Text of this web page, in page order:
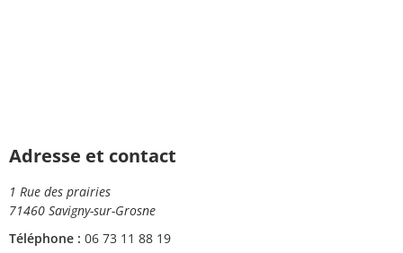
Adresse et contact
1 Rue des prairies
71460 Savigny-sur-Grosne
Téléphone : 06 73 11 88 19